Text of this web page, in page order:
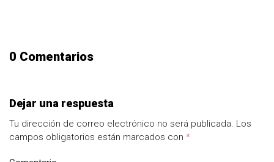
0 Comentarios
Dejar una respuesta
Tu dirección de correo electrónico no será publicada. Los
campos obligatorios están marcados con *